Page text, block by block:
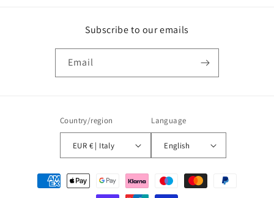
Subscribe to our emails
Email
Country/region
EUR € | Italy
Language
English
Payment
methods